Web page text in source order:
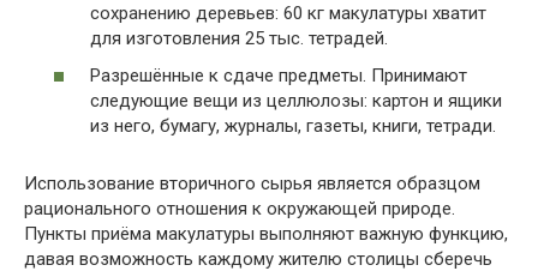
сохранению деревьев: 60 кг макулатуры хватит
для изготовления 25 тыс. тетрадей.
Разрешённые к сдаче предметы. Принимают
следующие вещи из целлюлозы: картон и ящики
из него, бумагу, журналы, газеты, книги, тетради.
Использование вторичного сырья является образцом
рационального отношения к окружающей природе.
Пункты приёма макулатуры выполняют важную функцию,
давая возможность каждому жителю столицы сберечь